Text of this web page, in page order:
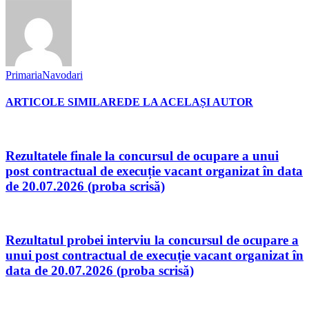
PrimariaNavodari
ARTICOLE SIMILAREDE LA ACELAȘI AUTOR
Rezultatele finale la concursul de ocupare a unui
post contractual de execuție vacant organizat în data
de 20.07.2026 (proba scrisă)
Rezultatul probei interviu la concursul de ocupare a
unui post contractual de execuție vacant organizat în
data de 20.07.2026 (proba scrisă)